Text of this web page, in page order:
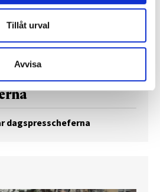
Tillåt urval
Avvisa
mellan
dagspresscheferna